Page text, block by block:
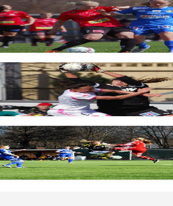
07 – QBIK
April 2013, 22:40
Limhamn Bunkeflo – QBIK
April 2013, 21:10
FC Malmö – Mallbackens IF
April 2013, 20:54